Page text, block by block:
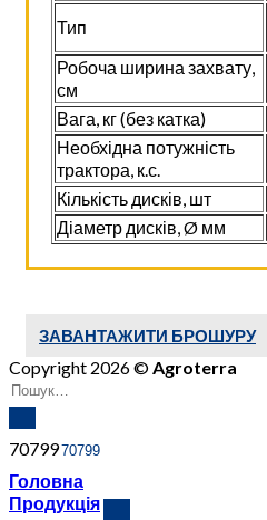
Тип
Робоча ширина захвату,
см
Вага, кг (без катка)
Необхідна потужність
трактора, к.с.
Кількість дисків, шт
Діаметр дисків, Ø мм
ЗАВАНТАЖИТИ БРОШУРУ
Copyright 2026 ©Agroterra
70799
Головна
Продукція